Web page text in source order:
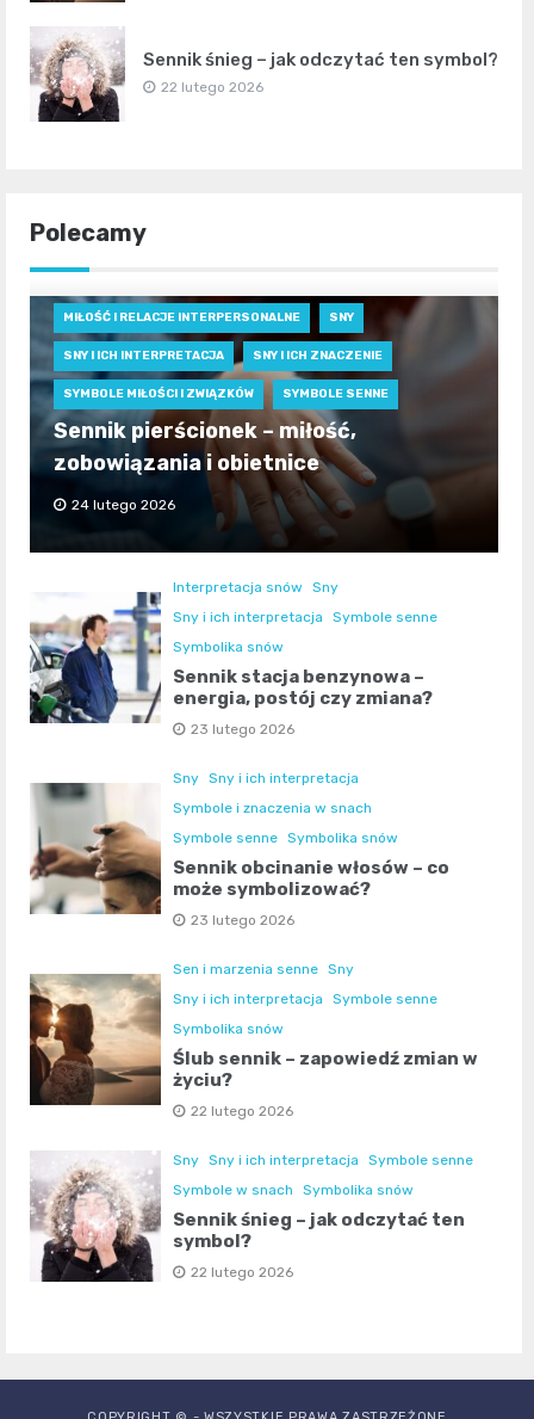
Sennik śnieg – jak odczytać ten symbol?
22 lutego 2026
Polecamy
MIŁOŚĆ I RELACJE INTERPERSONALNE SNY
SNY I ICH INTERPRETACJA SNY I ICH ZNACZENIE
SYMBOLE MIŁOŚCI I ZWIĄZKÓW SYMBOLE SENNE
Sennik pierścionek – miłość,
zobowiązania i obietnice
24 lutego 2026
Interpretacja snów
Sny
Sny i ich interpretacja
Symbole senne
Symbolika snów
Sennik stacja benzynowa –
energia, postój czy zmiana?
23 lutego 2026
Sny Sny i ich interpretacja
Symbole i znaczenia w snach
Symbole senne Symbolika snów
Sennik obcinanie włosów – co
może symbolizować?
23 lutego 2026
Sen i marzenia senne Sny
Sny i ich interpretacja
Symbole senne
Symbolika snów
Ślub sennik – zapowiedź zmian w
życiu?
22 lutego 2026
Sny Sny i ich interpretacja
Symbole senne
Symbole w snach
Symbolika snów
Sennik śnieg – jak odczytać ten
symbol?
22 lutego 2026